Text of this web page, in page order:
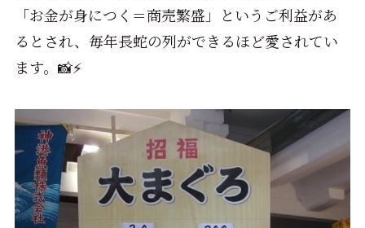
「お金が身につく＝商売繁盛」というご利益があ
るとされ、毎年長蛇の列ができるほど愛されてい
ます。📸⚡️